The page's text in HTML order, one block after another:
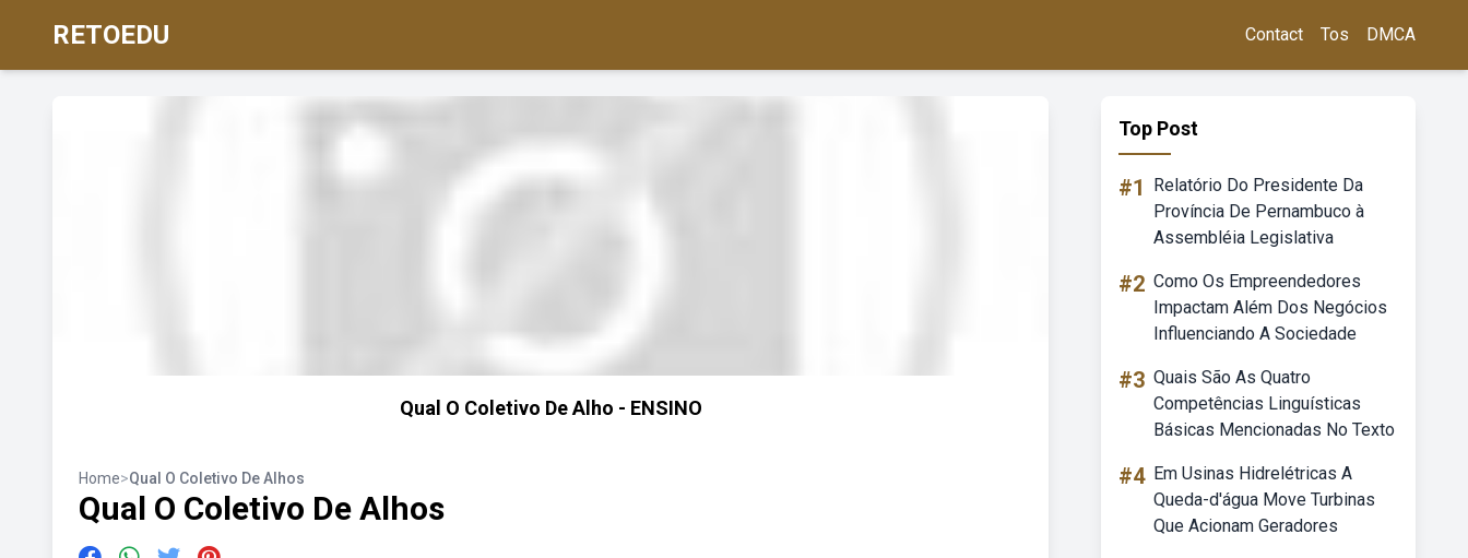
RETOEDU Contact Tos DMCA
Qual O Coletivo De Alho - ENSINO
Home>Qual O Coletivo De Alhos
Qual O Coletivo De Alhos
Top Post
#1
Relatório Do Presidente Da
Província De Pernambuco à
Assembléia Legislativa
#2 Como Os Empreendedores
Impactam Além Dos Negócios
Influenciando A Sociedade
#3 Quais São As Quatro
Competências Linguísticas
Básicas Mencionadas No Texto
#4 Em Usinas Hidrelétricas A
Queda-d'água Move Turbinas
Que Acionam Geradores